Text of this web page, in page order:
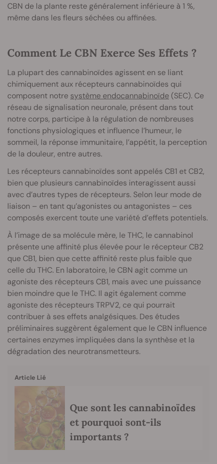
CBN de la plante reste généralement inférieure à 1 %,
même dans les fleurs séchées ou affinées.
Comment Le CBN Exerce Ses Effets ?
La plupart des cannabinoïdes agissent en se liant
chimiquement aux récepteurs cannabinoïdes qui
composent notre système endocannabinoïde (SEC). Ce
réseau de signalisation neuronale, présent dans tout
notre corps, participe à la régulation de nombreuses
fonctions physiologiques et influence l’humeur, le
sommeil, la réponse immunitaire, l’appétit, la perception
de la douleur, entre autres.
Les récepteurs cannabinoïdes sont appelés CB1 et CB2,
bien que plusieurs cannabinoïdes interagissent aussi
avec d’autres types de récepteurs. Selon leur mode de
liaison – en tant qu’agonistes ou antagonistes – ces
composés exercent toute une variété d’effets potentiels.
À l’image de sa molécule mère, le THC, le cannabinol
présente une affinité plus élevée pour le récepteur CB2
que CB1, bien que cette affinité reste plus faible que
celle du THC. En laboratoire, le CBN agit comme un
agoniste des récepteurs CB1, mais avec une puissance
bien moindre que le THC. Il agit également comme
agoniste des récepteurs TRPV2, ce qui pourrait
contribuer à ses effets analgésiques. Des études
préliminaires suggèrent également que le CBN influence
certaines enzymes impliquées dans la synthèse et la
dégradation des neurotransmetteurs.
Article Lié
Que sont les cannabinoïdes
et pourquoi sont-ils
importants ?